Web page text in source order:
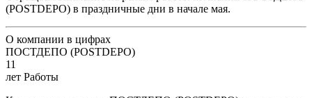
(POSTDEPO) в праздничные дни в начале мая.
О компании в цифрах
ПОСТДЕПО (POSTDEPO)
11
лет Работы